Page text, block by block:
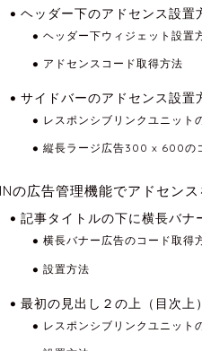
ヘッダー下のアドセンス設置
ヘッダー下ウィジェット設置
アドセンスコード取得方法
サイドバーのアドセンス設置
レスポンシブリンクユニット
縦長ラージ広告300 x 600の
の広告管理機能でアドセン
記事タイトルの下に横長バナ
横長バナー広告のコード取得
設置方法
最初の見出し２の上（目次上
レスポンシブリンクユニット